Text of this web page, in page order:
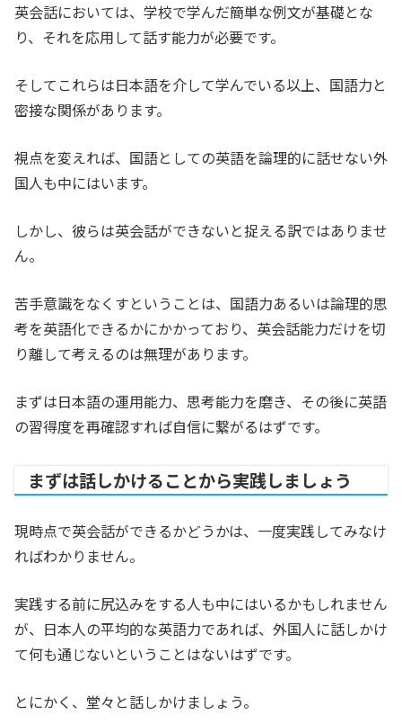
英会話においては、学校で学んだ簡単な例文が基礎とな
り、それを応用して話す能力が必要です。
そしてこれらは日本語を介して学んでいる以上、国語力と
密接な関係があります。
視点を変えれば、国語としての英語を論理的に話せない外
国人も中にはいます。
しかし、彼らは英会話ができないと捉える訳ではありませ
ん。
苦手意識をなくすということは、国語力あるいは論理的思
考を英語化できるかにかかっており、英会話能力だけを切
り離して考えるのは無理があります。
まずは日本語の運用能力、思考能力を磨き、その後に英語
の習得度を再確認すれば自信に繋がるはずです。
まずは話しかけることから実践しましょう
現時点で英会話ができるかどうかは、一度実践してみなけ
ればわかりません。
実践する前に尻込みをする人も中にはいるかもしれません
が、日本人の平均的な英語力であれば、外国人に話しかけ
て何も通じないということはないはずです。
とにかく、堂々と話しかけましょう。